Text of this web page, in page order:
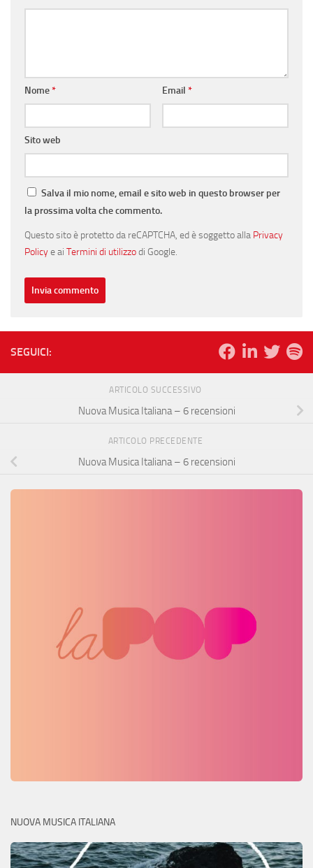
Nome* Email *
Sito web
Salva il mio nome, email e sito web in questo browser per
la prossima volta che commento.
Questo sito è protetto da reCAPTCHA, ed è soggetto alla Privacy
Policye ai Termini di utilizzodi Google.
SEGUICI:
ARTICOLO SUCCESSIVO
Nuova Musica Italiana – 6 recensioni
ARTICOLO PRECEDENTE
Nuova Musica Italiana – 6 recensioni
NUOVA MUSICA ITALIANA